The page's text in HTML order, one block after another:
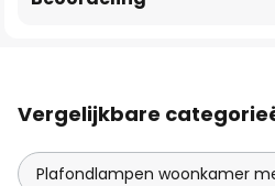
Vergelijkbare
Plafondlampen woonkamer